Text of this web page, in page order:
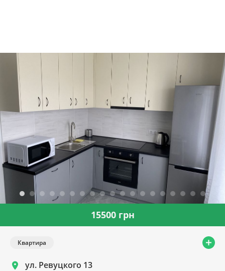
15500 грн
Квартира
ул. Ревуцкого 13